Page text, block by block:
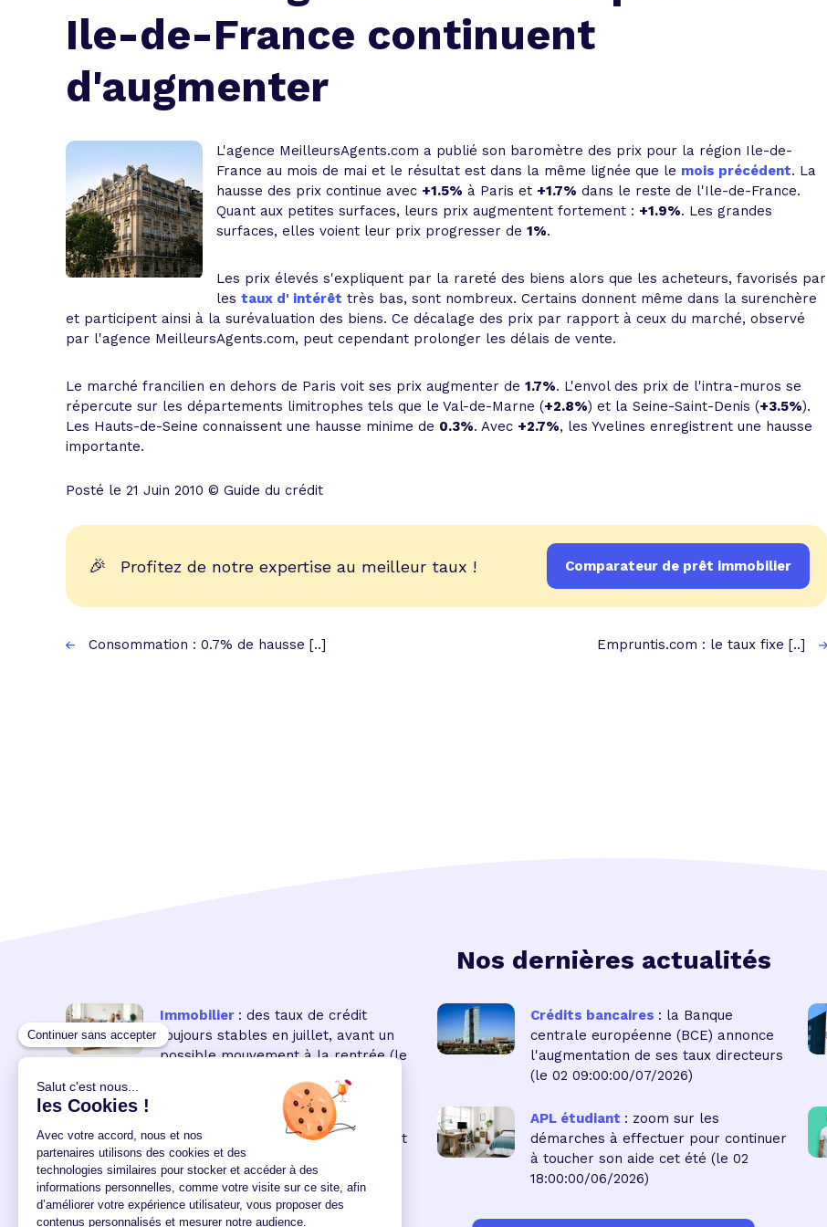
Tous les outils prêt immobilier
Trouvez votre prêt conso au meilleur taux !
Bénéficiez de notre expertise en regroupement de crédits
Ile-de-France continuent
d'augmenter
L'agence MeilleursAgents.com a publié son baromètre des prix pour la région Ile-de-
France au mois de mai et le résultat est dans la même lignée que le mois précédent. La
hausse des prix continue avec +1.5% à Paris et +1.7% dans le reste de l'Ile-de-France.
Quant aux petites surfaces, leurs prix augmentent fortement : +1.9%. Les grandes
surfaces, elles voient leur prix progresser de 1%.
Les prix élevés s'expliquent par la rareté des biens alors que les acheteurs, favorisés par
les taux d' intérêt très bas, sont nombreux. Certains donnent même dans la surenchère
et participent ainsi à la surévaluation des biens. Ce décalage des prix par rapport à ceux du marché, observé
par l'agence MeilleursAgents.com, peut cependant prolonger les délais de vente.
Le marché francilien en dehors de Paris voit ses prix augmenter de 1.7%. L'envol des prix de l'intra-muros se
répercute sur les départements limitrophes tels que le Val-de-Marne (+2.8%) et la Seine-Saint-Denis (+3.5%).
Les Hauts-de-Seine connaissent une hausse minime de 0.3%. Avec +2.7%, les Yvelines enregistrent une hausse
importante.
Posté le 21 Juin 2010 © Guide du crédit
🎉 Profitez de notre expertise au meilleur taux ! Comparateur de prêt immobilier
Consommation : 0.7% de hausse [..] Empruntis.com : le taux fixe [..]
Nos dernières actualités
Immobilier : des taux de crédit
toujours stables en juillet, avant un
possible mouvement à la rentrée (le
Crédits bancaires : la Banque
centrale européenne (BCE) annonce
l'augmentation de ses taux directeurs
(le 02 09:00:00/07/2026)
: la remontée des
taux réduit encore le pouvoir d'achat
des acquéreurs
12:00:00/06/2026)
APL étudiant : zoom sur les
démarches à effectuer pour continuer
à toucher son aide cet été (le 02
18:00:00/06/2026)